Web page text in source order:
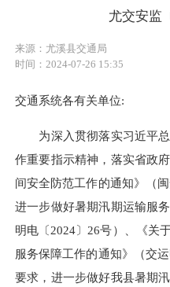
尤交安监
来源：尤溪县交通局
时间：2024-07-26 15:35
交通系统各有关单位:
为深入贯彻落实习近平总
作重要指示精神，落实省政
间安全防范工作的通知》（
进一步做好暑期汛期运输服
明电〔2024〕26号）、《关
服务保障工作的通知》（交
要求，进一步做好我县暑期